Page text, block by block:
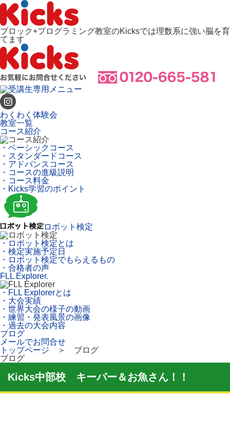
ブロック+プログラミング教室のKicksでは理数系に強い脳を育
てます
わくわく体験会
教室一覧
コース紹介
・ベーシックコース
・スタンダードコース
・アドバンスコース
・コースの進級説明
・コース料金
・Kicks学習のポイント
ロボット検定
・ロボット検定とは
・検定実施予定日
・ロボット検定でもらえるもの
・合格者の声
FLL Explorer.
・FLL Explorerとは
・大会実績
・世界大会の様子の動画
・練習・発表風景の画像
・過去の大会内容
ブログ
メールでお問合せ
トップページ ＞ ブログ
ブログ
Kicks中部校 キーパー＆お魚さん！！